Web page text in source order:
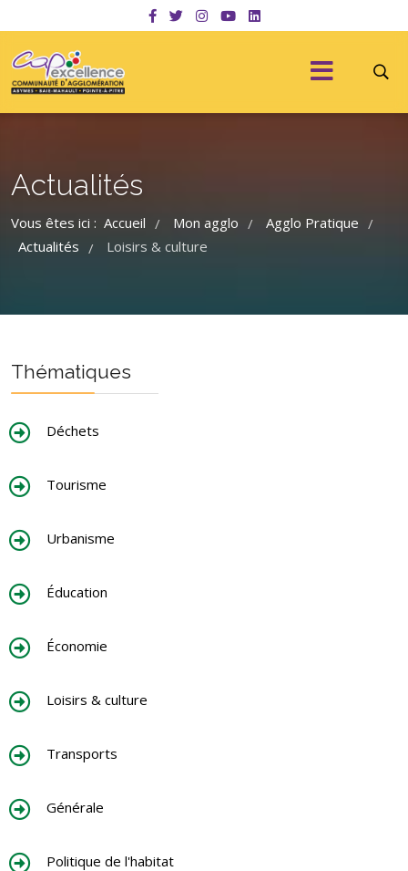
Actualités
Vous êtes ici : Accueil / Mon agglo / Agglo Pratique /
Actualités / Loisirs & culture
Thématiques
Déchets
Tourisme
Urbanisme
Éducation
Économie
Loisirs & culture
Transports
Générale
Politique de l'habitat